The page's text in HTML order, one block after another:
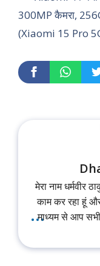
300MP कैमरा,
(Xiaomi 15 Pro
मेरा नाम धर्मवीर
काम कर रहा हूं
माध्यम से आप
...